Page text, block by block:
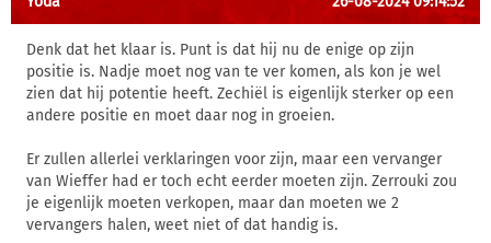
Denk dat het klaar is. Punt is dat hij nu de enige op zijn
positie is. Nadje moet nog van te ver komen, als kon je wel
zien dat hij potentie heeft. Zechiël is eigenlijk sterker op een
andere positie en moet daar nog in groeien.
Er zullen allerlei verklaringen voor zijn, maar een vervanger
van Wieffer had er toch echt eerder moeten zijn. Zerrouki zou
je eigenlijk moeten verkopen, maar dan moeten we 2
vervangers halen, weet niet of dat handig is.